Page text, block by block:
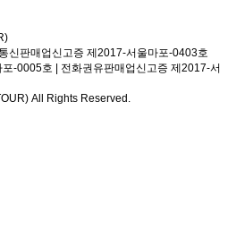
신판매업신고증 제2017-서울마포-0403호
-0005호 | 전화권유판매업신고증 제2017-서
All Rights Reserved.